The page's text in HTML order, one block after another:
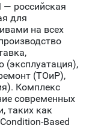
российская
для
на всех
(эксплуатация),
(ТОиР),
Комплекс
современных
таких как
Based